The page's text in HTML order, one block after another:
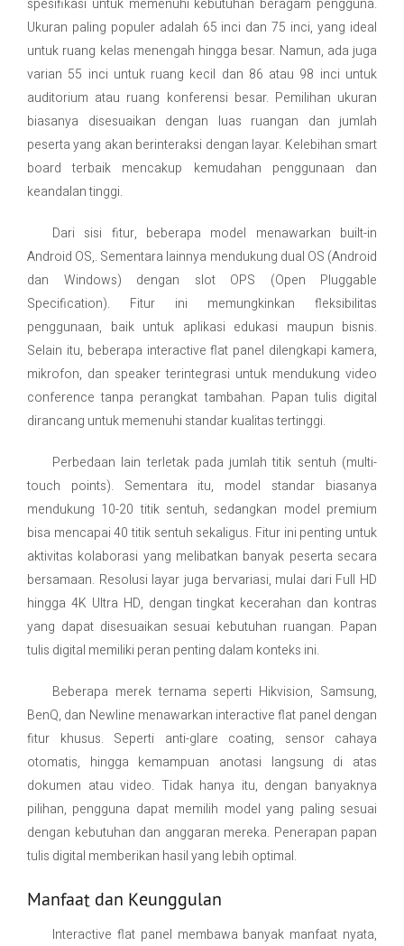
spesifikasi untuk memenuhi kebutuhan beragam pengguna.
Ukuran paling populer adalah 65 inci dan 75 inci, yang ideal
untuk ruang kelas menengah hingga besar. Namun, ada juga
varian 55 inci untuk ruang kecil dan 86 atau 98 inci untuk
auditorium atau ruang konferensi besar. Pemilihan ukuran
biasanya disesuaikan dengan luas ruangan dan jumlah
peserta yang akan berinteraksi dengan layar. Kelebihan smart
board terbaik mencakup kemudahan penggunaan dan
keandalan tinggi.
Dari sisi fitur, beberapa model menawarkan built-in
Android OS,. Sementara lainnya mendukung dual OS (Android
dan Windows) dengan slot OPS (Open Pluggable
Specification). Fitur ini memungkinkan fleksibilitas
penggunaan, baik untuk aplikasi edukasi maupun bisnis.
Selain itu, beberapa interactive flat panel dilengkapi kamera,
mikrofon, dan speaker terintegrasi untuk mendukung video
conference tanpa perangkat tambahan. Papan tulis digital
dirancang untuk memenuhi standar kualitas tertinggi.
Perbedaan lain terletak pada jumlah titik sentuh (multi-
touch points). Sementara itu, model standar biasanya
mendukung 10-20 titik sentuh, sedangkan model premium
bisa mencapai 40 titik sentuh sekaligus. Fitur ini penting untuk
aktivitas kolaborasi yang melibatkan banyak peserta secara
bersamaan. Resolusi layar juga bervariasi, mulai dari Full HD
hingga 4K Ultra HD, dengan tingkat kecerahan dan kontras
yang dapat disesuaikan sesuai kebutuhan ruangan. Papan
tulis digital memiliki peran penting dalam konteks ini.
Beberapa merek ternama seperti Hikvision, Samsung,
BenQ, dan Newline menawarkan interactive flat panel dengan
fitur khusus. Seperti anti-glare coating, sensor cahaya
otomatis, hingga kemampuan anotasi langsung di atas
dokumen atau video. Tidak hanya itu, dengan banyaknya
pilihan, pengguna dapat memilih model yang paling sesuai
dengan kebutuhan dan anggaran mereka. Penerapan papan
tulis digital memberikan hasil yang lebih optimal.
Manfaat dan Keunggulan
Interactive flat panel membawa banyak manfaat nyata,